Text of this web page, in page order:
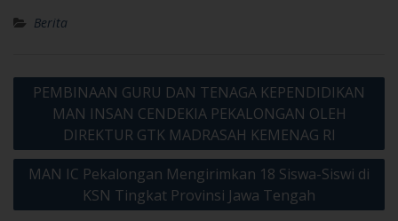
Berita
Post
navigation
PEMBINAAN GURU DAN TENAGA KEPENDIDIKAN
MAN INSAN CENDEKIA PEKALONGAN OLEH
DIREKTUR GTK MADRASAH KEMENAG RI
MAN IC Pekalongan Mengirimkan 18 Siswa-Siswi di
KSN Tingkat Provinsi Jawa Tengah